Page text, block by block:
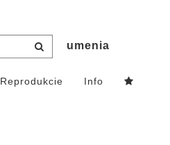
umenia
Reprodukcie Info